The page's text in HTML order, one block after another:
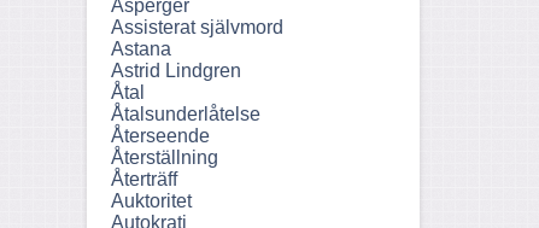
Asperger
Assisterat självmord
Astana
Astrid Lindgren
Åtal
Åtalsunderlåtelse
Återseende
Återställning
Återträff
Auktoritet
Autokrati